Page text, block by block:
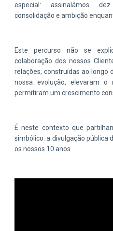
especial: assinalámos
consolidação e ambição
Este percurso não se
colaboração dos nossos
relações, construídas ao longo
nossa evolução, elevaram o
permitiram um crescimento
É neste contexto que
simbólico: a divulgação pública
os nossos 10 anos.